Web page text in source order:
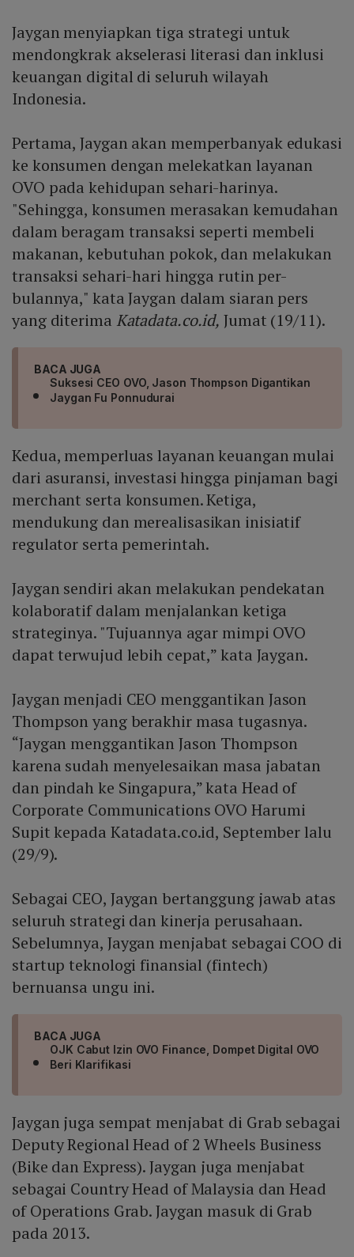
Jaygan menyiapkan tiga strategi untuk
mendongkrak akselerasi literasi dan inklusi
keuangan digital di seluruh wilayah
Indonesia.
Pertama, Jaygan akan memperbanyak edukasi
ke konsumen dengan melekatkan layanan
OVO pada kehidupan sehari-harinya.
"Sehingga, konsumen merasakan kemudahan
dalam beragam transaksi seperti membeli
makanan, kebutuhan pokok, dan melakukan
transaksi sehari-hari hingga rutin per-
bulannya," kata Jaygan dalam siaran pers
yang diterima Katadata.co.id, Jumat (19/11).
BACA JUGA
Suksesi CEO OVO, Jason Thompson Digantikan
Jaygan Fu Ponnudurai
Kedua, memperluas layanan keuangan mulai
dari asuransi, investasi hingga pinjaman bagi
merchant serta konsumen. Ketiga,
mendukung dan merealisasikan inisiatif
regulator serta pemerintah.
Jaygan sendiri akan melakukan pendekatan
kolaboratif dalam menjalankan ketiga
strateginya. "Tujuannya agar mimpi OVO
dapat terwujud lebih cepat,” kata Jaygan.
Jaygan menjadi CEO menggantikan Jason
Thompson yang berakhir masa tugasnya.
“Jaygan menggantikan Jason Thompson
karena sudah menyelesaikan masa jabatan
dan pindah ke Singapura,” kata Head of
Corporate Communications OVO Harumi
Supit kepada Katadata.co.id, September lalu
(29/9).
Sebagai CEO, Jaygan bertanggung jawab atas
seluruh strategi dan kinerja perusahaan.
Sebelumnya, Jaygan menjabat sebagai COO di
startup teknologi finansial (fintech)
bernuansa ungu ini.
BACA JUGA
OJK Cabut Izin OVO Finance, Dompet Digital OVO
Beri Klarifikasi
Jaygan juga sempat menjabat di Grab sebagai
Deputy Regional Head of 2 Wheels Business
(Bike dan Express). Jaygan juga menjabat
sebagai Country Head of Malaysia dan Head
of Operations Grab. Jaygan masuk di Grab
pada 2013.